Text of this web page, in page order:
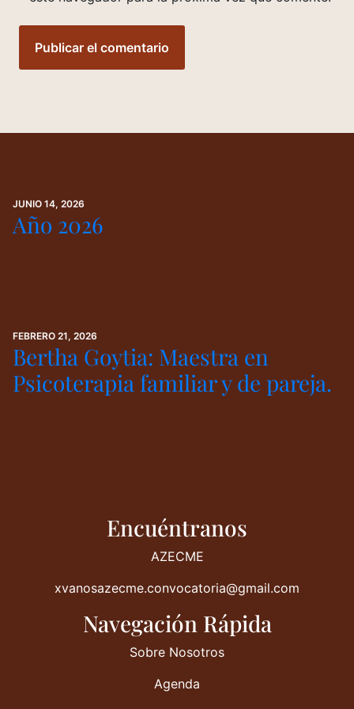
JUNIO 14, 2026
Año 2026
FEBRERO 21, 2026
Bertha Goytia: Maestra en
Psicoterapia familiar y de pareja.
Encuéntranos
AZECME
xvanosazecme.convocatoria@gmail.com
Navegación Rápida
Sobre Nosotros
Agenda